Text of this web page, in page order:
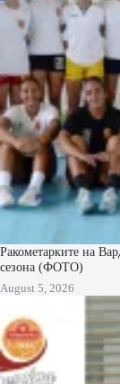
Ракометарките на
сезона (ФОТО)
August 5, 2026